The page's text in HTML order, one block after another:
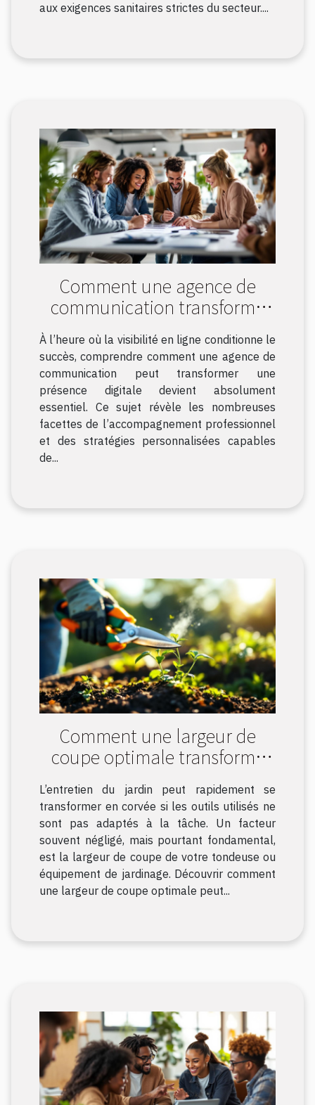
aux exigences sanitaires strictes du secteur....
Comment une agence de
communication transforme
votre présence digitale ?
À l’heure où la visibilité en ligne conditionne le
succès, comprendre comment une agence de
communication peut transformer une
présence digitale devient absolument
essentiel. Ce sujet révèle les nombreuses
facettes de l’accompagnement professionnel
et des stratégies personnalisées capables
de...
Comment une largeur de
coupe optimale transforme
?
L’entretien du jardin peut rapidement se
transformer en corvée si les outils utilisés ne
sont pas adaptés à la tâche. Un facteur
souvent négligé, mais pourtant fondamental,
est la largeur de coupe de votre tondeuse ou
équipement de jardinage. Découvrir comment
une largeur de coupe optimale peut...